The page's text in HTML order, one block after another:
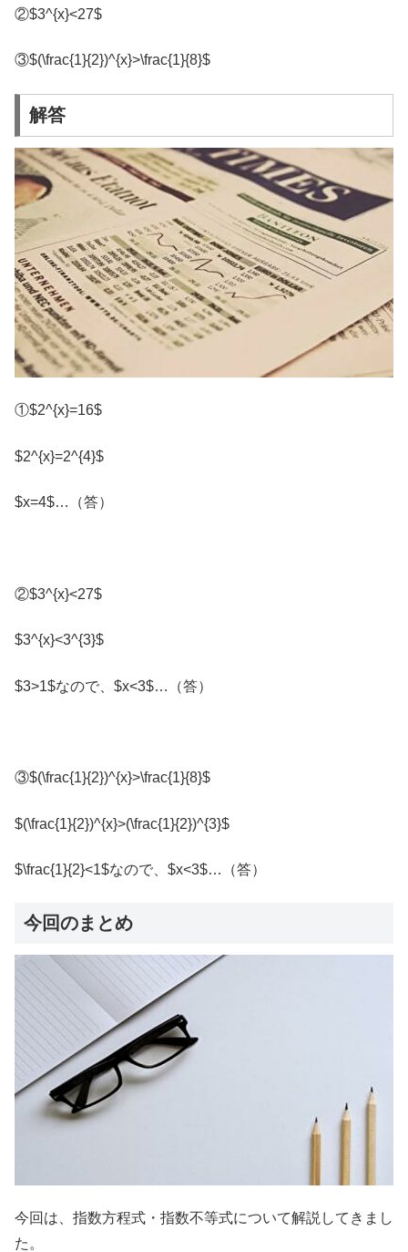
②$3^{x}<27$
③$(\frac{1}{2})^{x}>\frac{1}{8}$
解答
①$2^{x}=16$
$2^{x}=2^{4}$
$x=4$…（答）
②$3^{x}<27$
$3^{x}<3^{3}$
$3>1$なので、$x<3$…（答）
③$(\frac{1}{2})^{x}>\frac{1}{8}$
$(\frac{1}{2})^{x}>(\frac{1}{2})^{3}$
$\frac{1}{2}<1$なので、$x<3$…（答）
今回のまとめ
今回は、指数方程式・指数不等式について解説してきまし
た。